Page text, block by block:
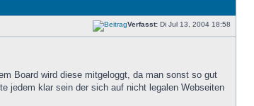
Verfasst: Di Jul 13, 2004 18:58
Board wird diese mitgeloggt, da man sonst so gut
jedem klar sein der sich auf nicht legalen Webseiten